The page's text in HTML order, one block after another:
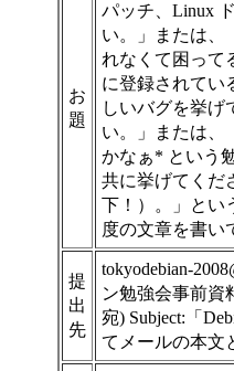
お
題
パッチ、Linux
い。」または、
れなくて困って
に登録されてい
しいバグを挙げ
い。」または、
かなぁ* という
共に挙げてくだ
下！）。」とい
度の文章を書い
提
出
先
tokyodebian-
ン勉強会事前資
宛) Subject:「
てメールの本文